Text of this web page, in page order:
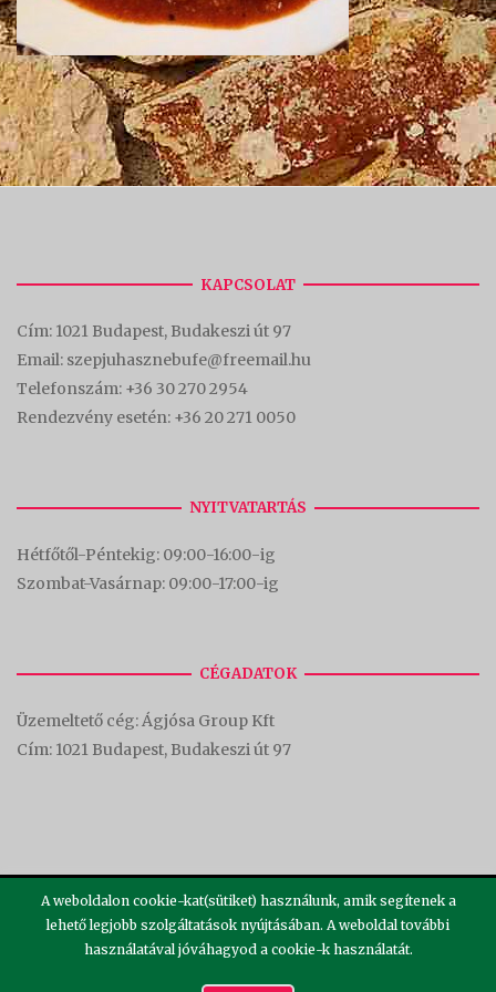
KAPCSOLAT
Cím: 1021 Budapest, Budakeszi út 97
Email: szepjuhasznebufe@freemail.hu
Telefonszám: +36 30 270 2954
Rendezvény esetén: +36 20 271 0050
NYITVATARTÁS
Hétfőtől-Péntekig: 09:00-16:00-ig
Szombat-Vasárnap: 09:00-17:00-ig
CÉGADATOK
Üzemeltető cég: Ágjósa Group Kft
Cím: 1021 Budapest, Budakeszi út 97
Theme bySiteOrigin
A weboldalon cookie-kat(sütiket) használunk, amik segítenek a
lehető legjobb szolgáltatások nyújtásában. A weboldal további
használatával jóváhagyod a cookie-k használatát.